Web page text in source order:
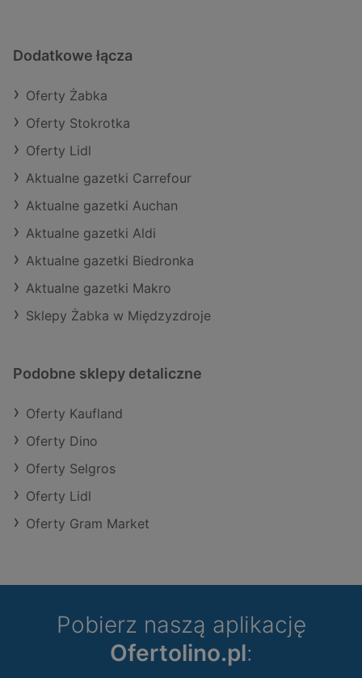
Dodatkowe łącza
Oferty Żabka
Oferty Stokrotka
Oferty Lidl
Aktualne gazetki Carrefour
Aktualne gazetki Auchan
Aktualne gazetki Aldi
Aktualne gazetki Biedronka
Aktualne gazetki Makro
Sklepy Żabka w Międzyzdroje
Podobne sklepy detaliczne
Oferty Kaufland
Oferty Dino
Oferty Selgros
Oferty Lidl
Oferty Gram Market
Pobierz naszą aplikację
Ofertolino.pl: